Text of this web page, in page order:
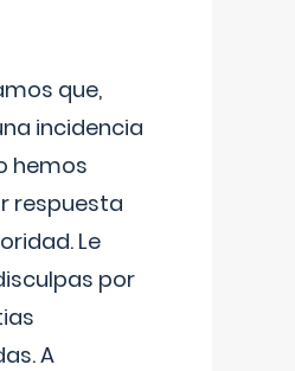
que,
incidencia
hemos
respuesta
Le
por
A